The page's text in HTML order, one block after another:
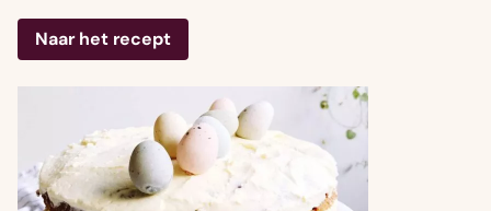
Naar het recept